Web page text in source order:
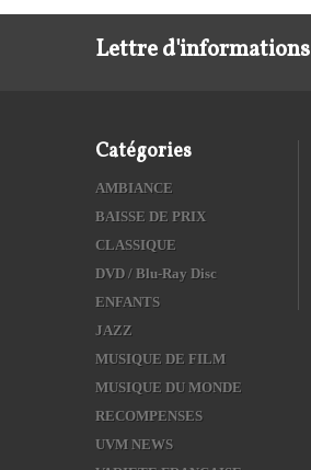
Lettre d'informations
Catégories
AMBIANCE
BAISSE DE PRIX
CLASSIQUE
DVD / Blu-Ray Disc
ENFANTS
JAZZ
MUSIQUE DE FILM
MUSIQUE DU MONDE
RECOMPENSES
UVM NEWS